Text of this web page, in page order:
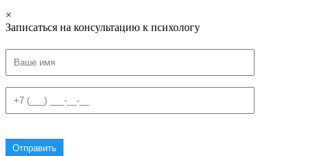
×
Записаться на консультацию к психологу